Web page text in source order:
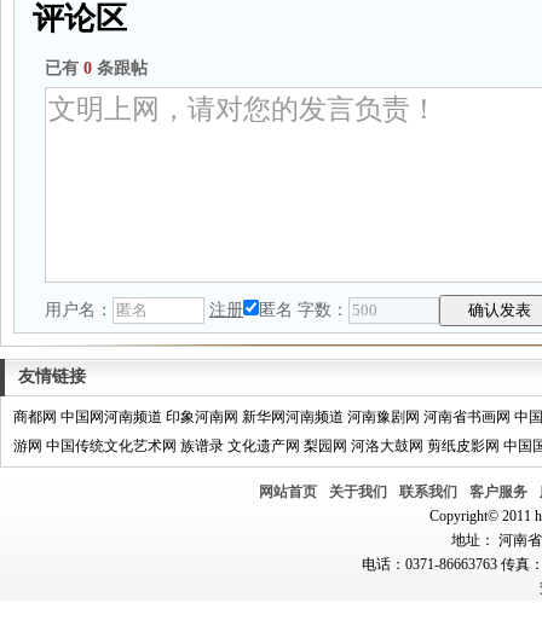
评论区
已有 0 条跟帖
用户名： 注册 匿名 字数：
友情链接
商都网 中国网河南频道 印象河南网 新华网河南频道 河南豫剧网 河南省书画网 中
游网 中国传统文化艺术网 族谱录 文化遗产网 梨园网 河洛大鼓网 剪纸皮影网 中国
网站首页 关于我们 联系我们 客户服务
Copyright© 2011
地址： 河南
电话：0371-86663763 传真